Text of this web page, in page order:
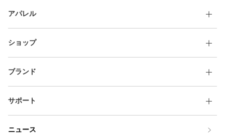
アパレル
ショップ
ブランド
サポート
ニュース